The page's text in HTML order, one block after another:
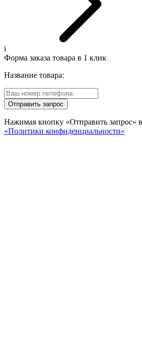
i
Форма заказа товара в 1 клик
Название товара:
Отправить запрос
Нажимая кнопку «Отправить запрос»
«Политики конфиденциальности»